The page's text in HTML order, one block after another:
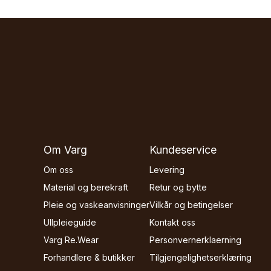
Om Varg
Om oss
Material og berekraft
Pleie og vaskeanvisninger
Ullpleieguide
Varg Re.Wear
Forhandlere & butikker
Kundeservice
Levering
Retur og bytte
Vilkår og betingelser
Kontakt oss
Personvernerklaerning
Tilgjengelighetserklæring